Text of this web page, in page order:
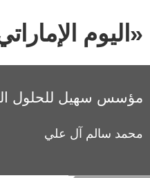
«اليوم
مؤسس سهيل للحلول
محمد سالم آل علي